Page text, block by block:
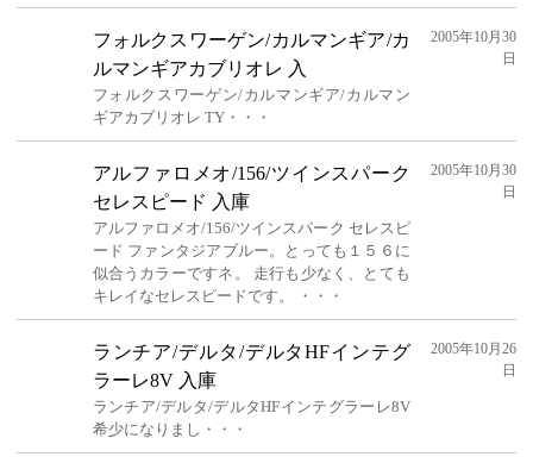
フォルクスワーゲン/カルマンギア/カ
ルマンギアカブリオレ 入
フォルクスワーゲン/カルマンギア/カルマン
ギアカブリオレ TY・・・
2005年10月30
日
アルファロメオ/156/ツインスパーク
セレスピード 入庫
アルファロメオ/156/ツインスパーク セレスピ
ード ファンタジアブルー。とっても１５６に
似合うカラーですネ。 走行も少なく、とても
キレイなセレスピードです。 ・・・
2005年10月30
日
ランチア/デルタ/デルタHFインテグ
ラーレ8V 入庫
ランチア/デルタ/デルタHFインテグラーレ8V
希少になりまし・・・
2005年10月26
日